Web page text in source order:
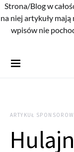
Strona/Blog w
na niej artykuły
wpisów nie
ARTYKUŁ